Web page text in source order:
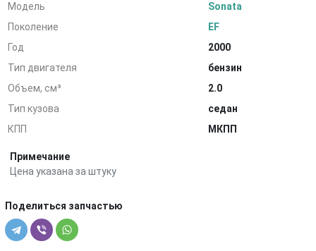
Модель
Sonata
Поколение
EF
Год
2000
Тип двигателя
бензин
Объем, см³
2.0
Тип кузова
седан
КПП
МКПП
Примечание
Цена указана за штуку
Поделиться запчастью